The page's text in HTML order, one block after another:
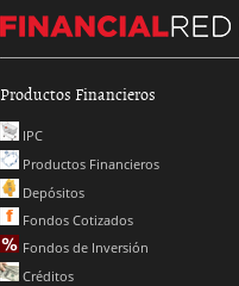
Productos Financieros
IPC
Productos Financieros
Depósitos
Fondos Cotizados
Fondos de Inversión
Créditos